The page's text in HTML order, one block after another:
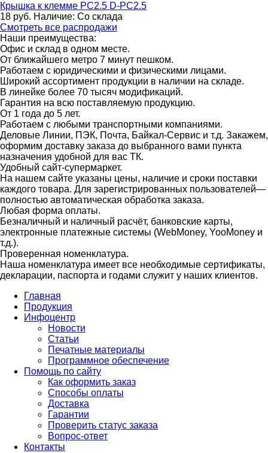
Крышка к клемме PC2.5 D-PC2.5
18 руб. Наличие: Со склада
Смотреть все распродажи
Наши преимущества:
Офис и склад в одном месте.
От ближайшего метро 7 минут пешком.
Работаем с юридическими и физическими лицами.
Широкий ассортимент продукции в наличии на складе.
В линейке более 70 тысяч модификаций.
Гарантия на всю поставляемую продукцию.
От 1 года до 5 лет.
Работаем с любыми транспортными компаниями.
Деловые Линии, ПЭК, Почта, Байкал-Сервис и т.д. Закажем,
оформим доставку заказа до выбранного вами пункта
назначения удобной для вас ТК.
Удобный сайт-супермаркет.
На нашем сайте указаны цены, наличие и сроки поставки
каждого товара. Для зарегистрированных пользователей—
полностью автоматическая обработка заказа.
Любая форма оплаты.
Безналичный и наличный расчёт, банковские карты,
электронные платежные системы (WebMoney, YooMoney и
т.д.).
Проверенная номенклатура.
Наша номенклатура имеет все необходимые сертификаты,
декларации, паспорта и годами служит у наших клиентов.
Главная
Продукция
Инфоцентр
Новости
Статьи
Печатные материалы
Программное обеспечение
Помощь по сайту
Как оформить заказ
Способы оплаты
Доставка
Гарантии
Проверить статус заказа
Вопрос-ответ
Контакты